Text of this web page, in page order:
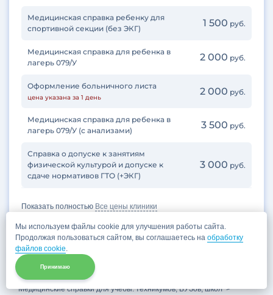
Медицинская справка ребенку для
спортивной секции (без ЭКГ)
1 500 руб.
Медицинская справка для ребенка в
лагерь 079/У
2 000 руб.
Оформление больничного листа
цена указана за 1 день
2 000 руб.
Медицинская справка для ребенка в
лагерь 079/У (с анализами)
3 500 руб.
Справка о допуске к занятиям
физической культурой и допуске к
сдаче нормативов ГТО (+ЭКГ)
3 000 руб.
Показать полностью Все цены клиники
Vmedic Медицинские справки
Медицинские справки для учебы: техникумов, ВУЗов, школ
Мы используем файлы cookie для улучшения работы сайта.
Продолжая пользоваться сайтом, вы соглашаетесь на обработку
файлов cookie.
Принимаю